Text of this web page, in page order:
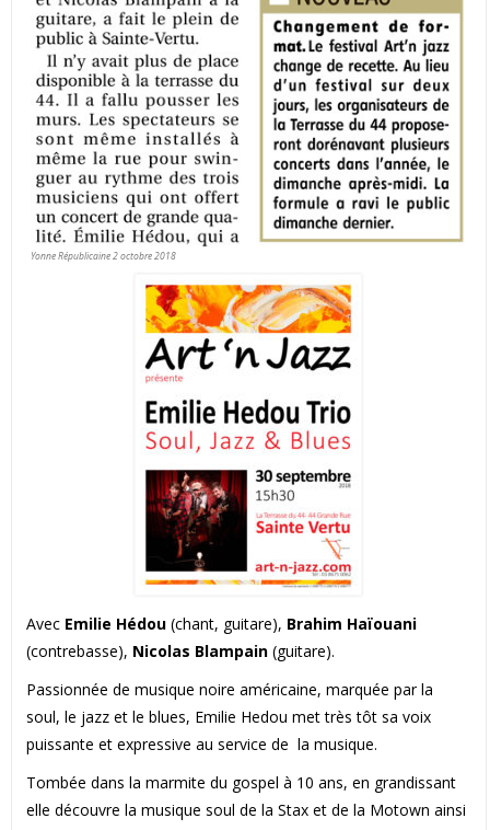
Yonne Républicaine 2 octobre 2018
Avec Emilie Hédou(chant, guitare), Brahim Haïouani
(contrebasse), Nicolas Blampain(guitare).
Passionnée de musique noire américaine, marquée par la
soul, le jazz et le blues, Emilie Hedou met très tôt sa voix
puissante et expressive au service de la musique.
Tombée dans la marmite du gospel à 10 ans, en grandissant
elle découvre la musique soul de la Stax et de la Motown ainsi